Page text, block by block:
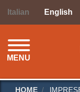
Italian English
MENU
HOME